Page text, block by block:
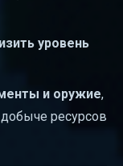
уровень
и оружие,
ресурсов